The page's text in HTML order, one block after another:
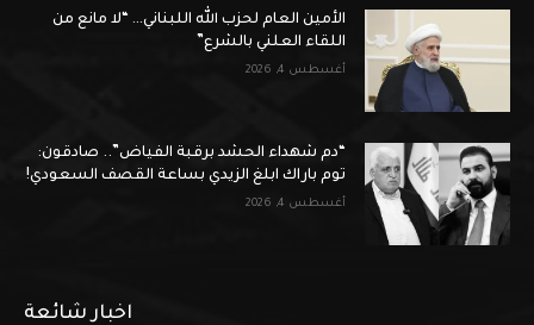
الأمين العام لحزب الله اللبناني… “لا مانع من
اللقاء العلني بالشرع”
أغسطس 4, 2026
“دم شهداء الحشد برقبة الفياض”.. صادقون:
توم باراك ابلغ الزيدي بساعة القصف السعودي!
أغسطس 4, 2026
اخبار شائعة